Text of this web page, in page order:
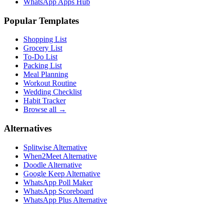
WhatsApp Apps Hub
Popular Templates
Shopping List
Grocery List
To-Do List
Packing List
Meal Planning
Workout Routine
Wedding Checklist
Habit Tracker
Browse all →
Alternatives
Splitwise Alternative
When2Meet Alternative
Doodle Alternative
Google Keep Alternative
WhatsApp Poll Maker
WhatsApp Scoreboard
WhatsApp Plus Alternative